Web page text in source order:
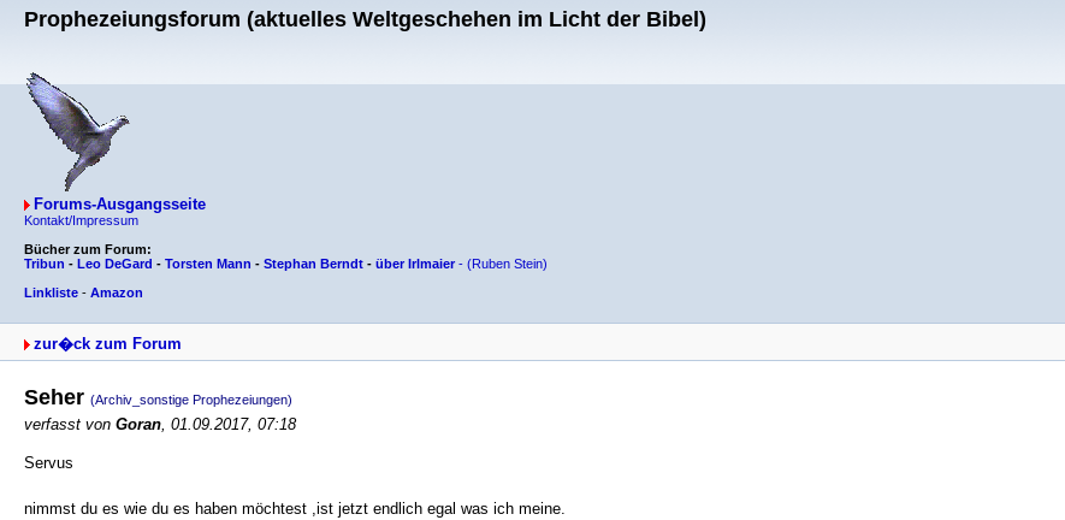
Prophezeiungsforum (aktuelles Weltgeschehen im Licht der Bibel)
Forums-Ausgangsseite
Kontakt/Impressum
Bücher zum Forum:
Tribun - Leo DeGard - Torsten Mann - Stephan Berndt - über Irlmaier - (Ruben Stein)
Linkliste - Amazon
zur�ck zum Forum
Seher (Archiv_sonstige Prophezeiungen)
verfasst von Goran, 01.09.2017, 07:18
Servus
nimmst du es wie du es haben möchtest ,ist jetzt endlich egal was ich meine.